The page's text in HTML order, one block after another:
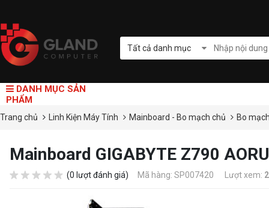
Tất cả danh mục
DANH MỤC SẢN
PHẨM
Trang chủ Linh Kiện Máy Tính Mainboard - Bo mạch chủ Bo
Mainboard GIGABYTE Z790
(0 lượt đánh giá) Mã hàng: SP007420 Lượt xem: